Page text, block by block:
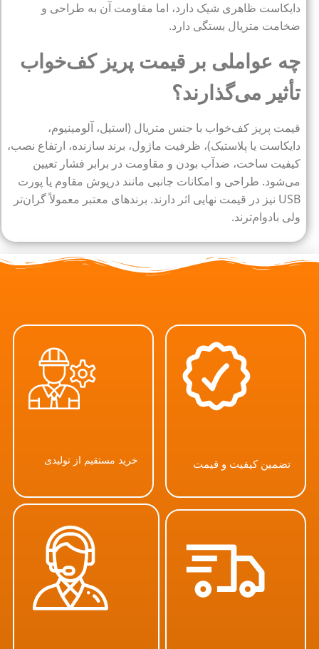
دایکاست ظاهری شیک دارد، اما مقاومت آن به طراحی و
ضخامت متریال بستگی دارد.
چه عواملی بر قیمت پریز کف‌خواب
تأثیر می‌گذارند؟
قیمت پریز کف‌خواب با جنس متریال (استیل، آلومینیوم،
دایکاست یا پلاستیک)، ظرفیت ماژول، برند سازنده، ارتفاع نصب،
کیفیت ساخت، ضدآب بودن و مقاومت در برابر فشار تعیین
می‌شود. طراحی و امکانات جانبی مانند درپوش مقاوم یا پورت
USB نیز در قیمت نهایی اثر دارند. برندهای معتبر معمولاً گران‌تر
ولی بادوام‌ترند.
تضمین کیفیت و قیمت خرید مستقیم از تولیدی